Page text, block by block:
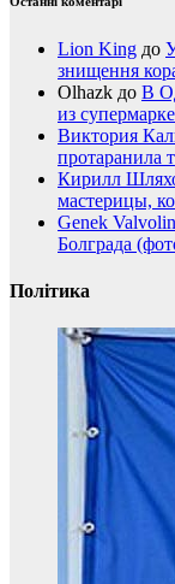
Lion King до
знищення
Olhazk до В
из
Виктория
протаранила
Кирилл
мастерицы,
Genek
Болграда
Політика